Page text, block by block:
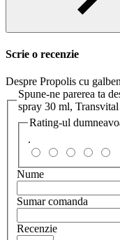
Scrie o recenzie
Despre Propolis cu
Spune-ne parerea ta
spray 30 ml, Transvital
Rating-ul
.
Nume
Sumar comanda
Recenzie